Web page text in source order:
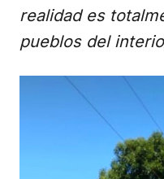
realidad es
pueblos del